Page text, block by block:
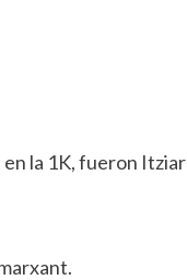
en la 1K, fueron Itziar